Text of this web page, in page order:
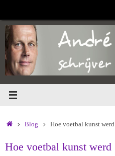
de
inhoud
HomeBlog Hoe voetbal kunst werd
Hoe voetbal kunst werd